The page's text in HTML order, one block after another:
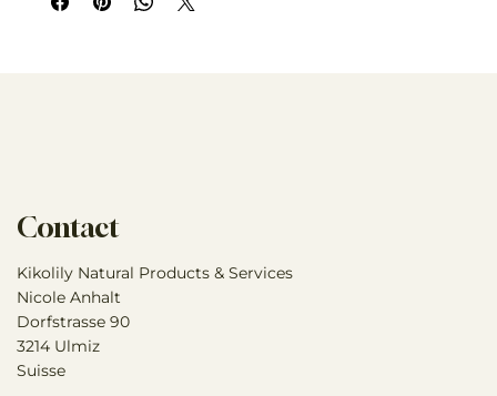
des charmanten Chaos, das das Leben mit Hunden so
Labrador-Charme.
Highlights:
Wasserabweisendes Innenfutter
Grosszügiges Format
Contact
Kikolily Natural Products & Services
Nicole Anhalt
Dorfstrasse 90
3214 Ulmiz
Suisse